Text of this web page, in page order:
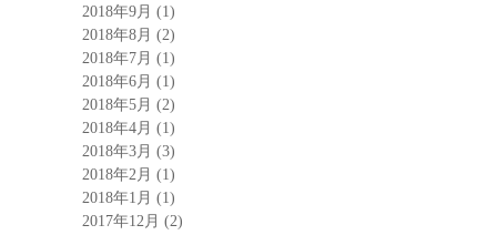
2018年9月 (1)
2018年8月 (2)
2018年7月 (1)
2018年6月 (1)
2018年5月 (2)
2018年4月 (1)
2018年3月 (3)
2018年2月 (1)
2018年1月 (1)
2017年12月 (2)